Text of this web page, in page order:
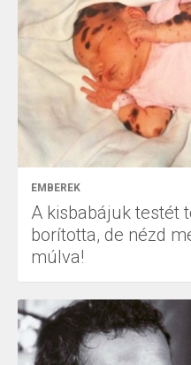
EMBEREK
A kisbabájuk testét
borította, de nézd
múlva!